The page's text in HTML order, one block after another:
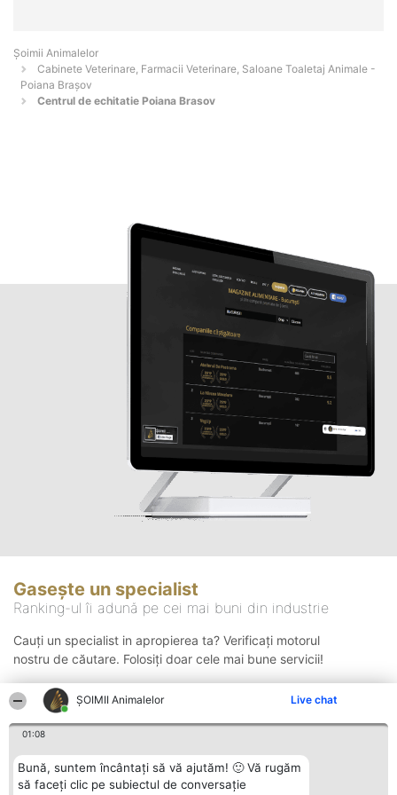
ŞOIMII Animalelor Live chat
01:08
Bună, suntem încântați să vă ajutăm! 🙂 Vă rugăm
să faceți clic pe subiectul de conversație
Şoimii Animalelor
Cabinete Veterinare, Farmacii Veterinare, Saloane Toaletaj Animale -
Poiana Braşov
Centrul de echitatie Poiana Brasov
Gasește un specialist
Ranking-ul îi adună pe cei mai buni din industrie
Cauți un specialist in apropierea ta? Verificați motorul
nostru de căutare. Folosiți doar cele mai bune servicii!